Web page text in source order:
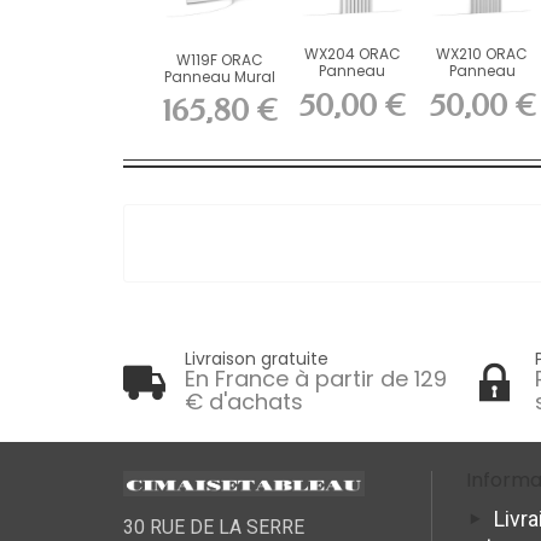
W119F ORAC
Panneau Mural
FLEX 3D Flex
L200...
165,80 €
WX204 ORAC
Panneau
Duropolymer...
50,00 €
WX210 ORAC
Panneau
Purotouch
L200...
50,00 €
Livraison gratuite
En France à partir de 129
€ d'achats
30 RUE DE LA SERRE